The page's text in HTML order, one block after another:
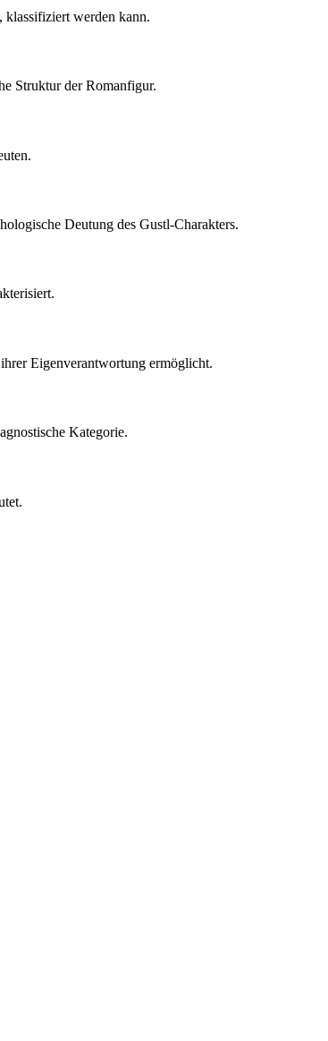
klassifiziert werden kann.
Struktur der Romanfigur.
Deutung des Gustl-Charakters.
Eigenverantwortung ermöglicht.
Kategorie.